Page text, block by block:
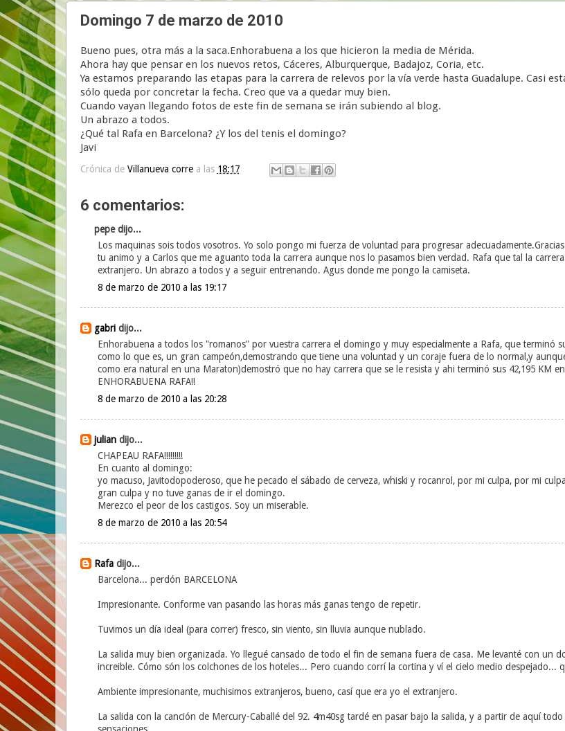
Domingo 7 de marzo de 2010
Bueno pues, otra más a la saca.Enhorabuena a los que hicieron la media de Mérida.
Ahora hay que pensar en los nuevos retos, Cáceres, Alburquerque, Badajoz, Coria, etc.
Ya estamos preparando las etapas para la carrera de relevos por la vía verde hasta Guadalupe. Casi
sólo queda por concretar la fecha. Creo que va a quedar muy bien.
Cuando vayan llegando fotos de este fin de semana se irán subiendo al blog.
Un abrazo a todos.
¿Qué tal Rafa en Barcelona? ¿Y los del tenis el domingo?
Javi
Crónica de Villanueva corre a las 18:17
6 comentarios:
pepe dijo...
Los maquinas sois todos vosotros. Yo solo pongo mi fuerza de voluntad para progresar
tu animo y a Carlos que me aguanto toda la carrera aunque nos lo pasamos bien verdad. Rafa que tal la carrera
extranjero. Un abrazo a todos y a seguir entrenando. Agus donde me pongo la camiseta.
8 de marzo de 2010 a las 19:17
gabridijo...
Enhorabuena a todos los "romanos" por vuestra carrera el domingo y muy especialmente a Rafa, que terminó
como lo que es, un gran campeón,demostrando que tiene una voluntad y un coraje fuera de lo normal,y
como era natural en una Maraton)demostró que no hay carrera que se le resista y ahi terminó sus 42,195 KM
ENHORABUENA RAFA!!
8 de marzo de 2010 a las 20:28
juliandijo...
CHAPEAU RAFA!!!!!!!!!
En cuanto al domingo:
yo macuso, Javitodopoderoso, que he pecado el sábado de cerveza, whiski y rocanrol, por mi culpa, por mi
gran culpa y no tuve ganas de ir el domingo.
Merezco el peor de los castigos. Soy un miserable.
8 de marzo de 2010 a las 20:54
Rafadijo...
Barcelona... perdón BARCELONA
Impresionante. Conforme van pasando las horas más ganas tengo de repetir.
Tuvimos un día ideal (para correr) fresco, sin viento, sin lluvia aunque nublado.
La salida muy bien organizada. Yo llegué cansado de todo el fin de semana fuera de casa. Me levanté con un
increible. Cómo són los colchones de los hoteles... Pero cuando corrí la cortina y ví el cielo medio despejado...
Ambiente impresionante, muchisimos extranjeros, bueno, casí que era yo el extranjero.
La salida con la canción de Mercury-Caballé del 92. 4m40sg tardé en pasar bajo la salida, y a partir de aquí